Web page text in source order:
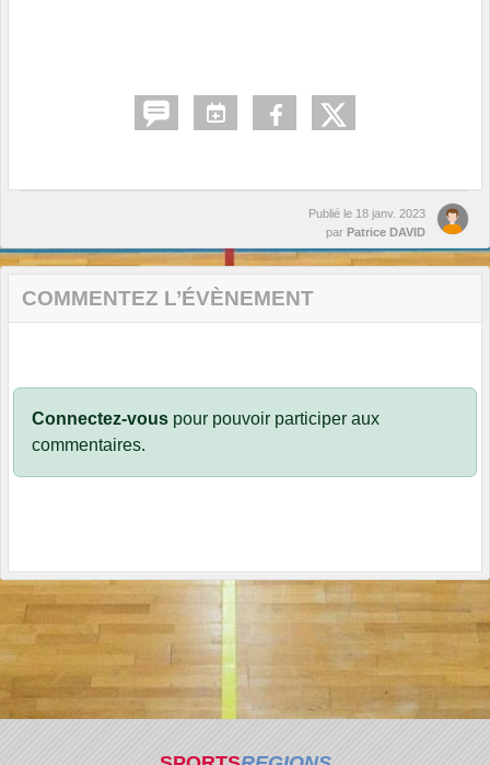
Publié le 18 janv. 2023
par Patrice DAVID
COMMENTEZ L’ÉVÈNEMENT
Connectez-vous pour pouvoir participer aux
commentaires.